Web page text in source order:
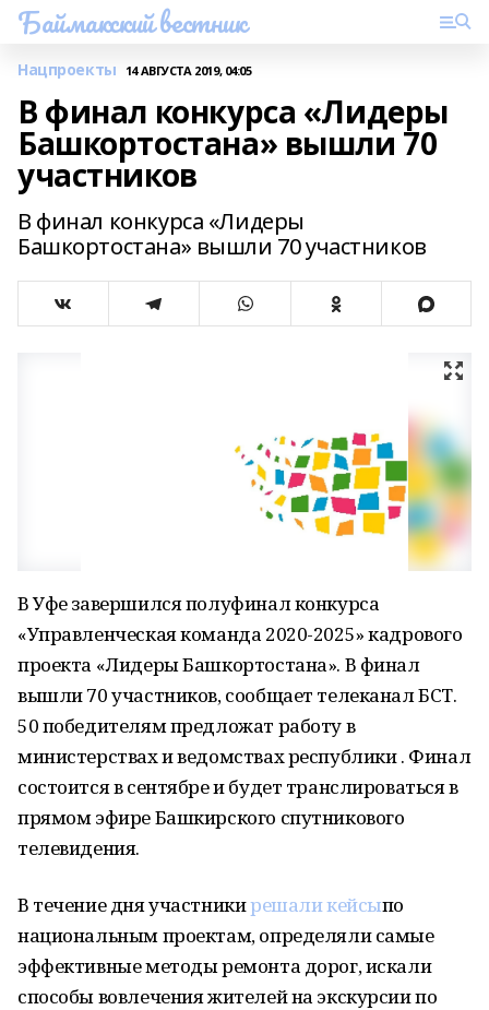
Баймакский вестник
Нацпроекты 14 АВГУСТА 2019, 04:05
В финал конкурса «Лидеры
Башкортостана» вышли 70
участников
В финал конкурса «Лидеры
Башкортостана» вышли 70 участников
В Уфе завершился полуфинал конкурса
«Управленческая команда 2020-2025» кадрового
проекта «Лидеры Башкортостана». В финал
вышли 70 участников, сообщает телеканал БСТ.
50 победителям предложат работу в
министерствах и ведомствах республики . Финал
состоится в сентябре и будет транслироваться в
прямом эфире Башкирского спутникового
телевидения.
В течение дня участникирешали кейсыпо
национальным проектам, определяли самые
эффективные методы ремонта дорог, искали
способы вовлечения жителей на экскурсии по